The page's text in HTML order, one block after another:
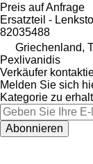
Preis auf Anfrage
Ersatzteil -
82035488
Griechenland,
Pexlivanidis
Verkäufer
Melden Sie sich
Kategorie zu
Abonnieren